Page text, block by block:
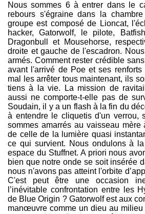
Nous sommes 6 à entrer dans le
rebours s'égraine dans la
groupe est composé de Lioncat,
hacker, Gatorwolf, le pilote,
Dragonbull et Mousehorse,
droite et gauche de l'escadron.
armés. Comment rester crédible
avant l'arrivé de Poe et ses
mal les arrêter tous maintenant, ils
tiens à la vie. La mission de
aussi ne comporte-t-elle pas de
Soudain, il y a un flash à la fin du
à entendre le cliquetis d'un verrou,
sommes amarrés au vaisseau mère
de celle de la lumière quasi
ce qui survient. Nous ondulons à
espace du Stuffnet. A priori nous
bien que notre onde se soit insérée
nous n'avons pas atteint l'orbite
C'est peut être une occasion
l’inévitable confrontation entre les
de Blue Origin ? Gatorwolf est aux
manœuvre comme un dieu au milieu